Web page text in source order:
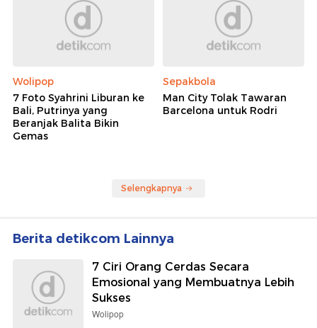
Wolipop
7 Foto Syahrini Liburan ke
Bali, Putrinya yang
Beranjak Balita Bikin
Gemas
Sepakbola
Man City Tolak Tawaran
Barcelona untuk Rodri
Selengkapnya
Berita detikcom Lainnya
7 Ciri Orang Cerdas Secara
Emosional yang Membuatnya Lebih
Sukses
Wolipop